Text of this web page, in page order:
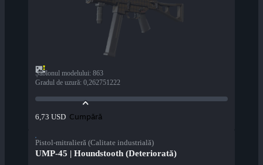
Șablonul modelului: 863
Gradul de uzură: 0,262751222
6,73 USD Cumpără
Pistol-mitralieră (Calitate industrială)
UMP-45 | Houndstooth (Deteriorată)